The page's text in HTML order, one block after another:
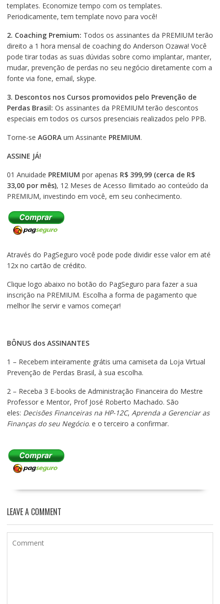
templates. Economize tempo com os templates.
Periodicamente, tem template novo para você!
2. Coaching Premium: Todos os assinantes da PREMIUM terão
direito a 1 hora mensal de coaching do Anderson Ozawa! Você
pode tirar todas as suas dúvidas sobre como implantar, manter,
mudar, prevenção de perdas no seu negócio diretamente com a
fonte via fone, email, skype.
3. Descontos nos Cursos promovidos pelo Prevenção de
Perdas Brasil: Os assinantes da PREMIUM terão descontos
especiais em todos os cursos presenciais realizados pelo PPB.
Torne-se AGORAum Assinante PREMIUM.
ASSINE JÁ!
01 Anuidade PREMIUM por apenas R$ 399,99 (cerca de R$
33,00 por mês), 12 Meses de Acesso Ilimitado ao conteúdo da
PREMIUM, investindo em você, em seu conhecimento.
Através do PagSeguro você pode pode dividir esse valor em até
12x no cartão de crédito.
Clique logo abaixo no botão do PagSeguro para fazer a sua
inscrição na PREMIUM. Escolha a forma de pagamento que
melhor lhe servir e vamos começar!
BÔNUS dos ASSINANTES
1 – Recebem inteiramente grátis uma camiseta da Loja Virtual
Prevenção de Perdas Brasil, à sua escolha.
2 – Receba 3 E-books de Administração Financeira do Mestre
Professor e Mentor, Prof José Roberto Machado. São
eles: Decisões Financeiras na HP-12C, Aprenda a Gerenciar as
Finanças do seu Negócio. e o terceiro a confirmar.
LEAVE A COMMENT